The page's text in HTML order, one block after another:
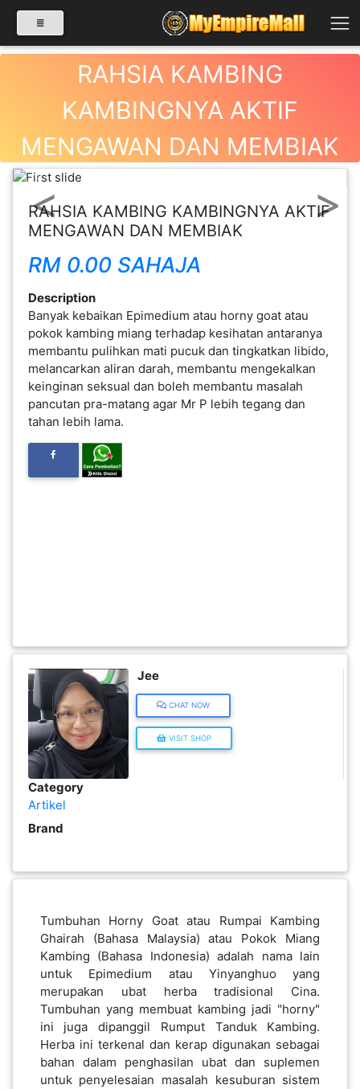
RAHSIA KAMBING
KAMBINGNYA AKTIF
MENGAWAN DAN MEMBIAK
Previous Next
RAHSIA KAMBING KAMBINGNYA AKTIF
MENGAWAN DAN MEMBIAK
RM 0.00 SAHAJA
Description
Banyak kebaikan Epimedium atau horny goat atau
pokok kambing miang terhadap kesihatan antaranya
membantu pulihkan mati pucuk dan tingkatkan libido,
melancarkan aliran darah, membantu mengekalkan
keinginan seksual dan boleh membantu masalah
pancutan pra-matang agar Mr P lebih tegang dan
tahan lebih lama.
Jee
CHAT NOW
VISIT SHOP
Category
Artikel
Brand
Tumbuhan Horny Goat atau Rumpai Kambing
Ghairah (Bahasa Malaysia) atau Pokok Miang
Kambing (Bahasa Indonesia) adalah nama lain
untuk Epimedium atau Yinyanghuo yang
merupakan ubat herba tradisional Cina.
Tumbuhan yang membuat kambing jadi "horny"
ini juga dipanggil Rumput Tanduk Kambing.
Herba ini terkenal dan kerap digunakan sebagai
bahan dalam penghasilan ubat dan suplemen
untuk penyelesaian masalah kesuburan sistem
SELECT CATEGORY
PRODUK(0)
BABIES(0)
KESIHATAN(80)
PERNIAGAAN
RUNCIT(1)
FESYEN
WANITA(0)
KECANTIKAN(7)
PENDIDIKAN(19)
DERMA
DAN
INFAK(0)
TUDUNG(0)
PRODUK
DIGITAL(29)
MAKANAN(25)
PERNIAGAAN(41)